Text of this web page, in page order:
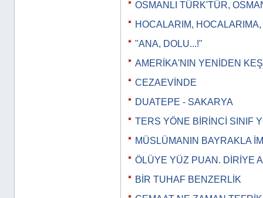
OSMANLI TÜRK'TÜR,
HOCALARIM,
"ANA, DOLU...!"
AMERİKA'NIN YENİDEN
CEZAEVİNDE
DUATEPE - SAKARYA
TERS YÖNE BİRİNCİ SINIF
MÜSLÜMANIN BAYRAKLA
ÖLÜYE YÜZ PUAN. DİRİYE
BİR TUHAF BENZERLİK